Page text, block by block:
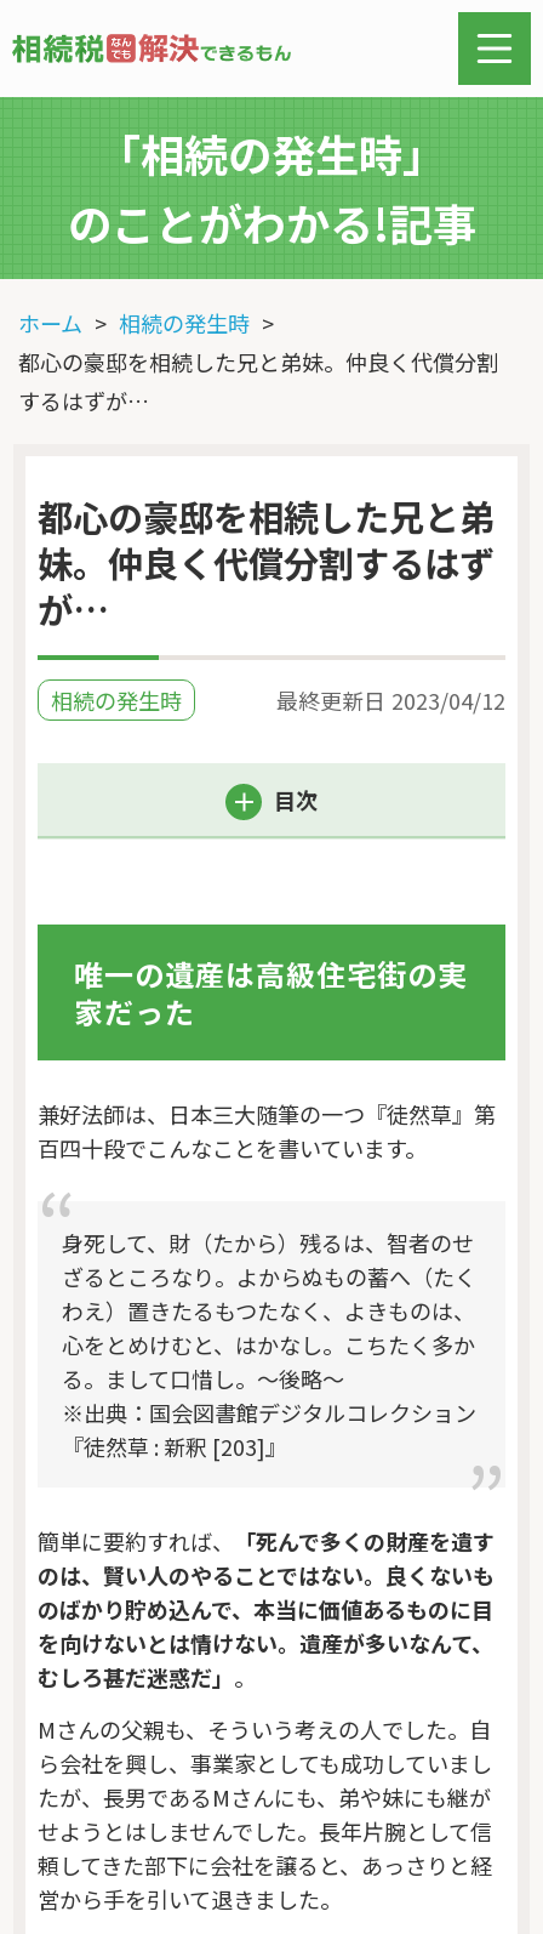
「相続の発生時」
のことがわかる!記事
ホーム
相続の発生時
都心の豪邸を相続した兄と弟妹。仲良く代償分割
するはずが…
都心の豪邸を相続した兄と弟
妹。仲良く代償分割するはず
が…
相続の発生時 最終更新日 2023/04/12
目次
唯一の遺産は高級住宅街の実
家だった
兼好法師は、日本三大随筆の一つ『徒然草』第
百四十段でこんなことを書いています。
身死して、財（たから）残るは、智者のせ
ざるところなり。よからぬもの蓄へ（たく
わえ）置きたるもつたなく、よきものは、
心をとめけむと、はかなし。こちたく多か
る。まして口惜し。～後略～
※出典：国会図書館デジタルコレクション
『徒然草 : 新釈 [203]』
簡単に要約すれば、
「死んで多くの財産を遺す
のは、賢い人のやることではない。良くないも
のばかり貯め込んで、本当に価値あるものに目
を向けないとは情けない。遺産が多いなんて、
むしろ甚だ迷惑だ」 。
Mさんの父親も、そういう考えの人でした。自
ら会社を興し、事業家としても成功していまし
たが、長男であるMさんにも、弟や妹にも継が
せようとはしませんでした。長年片腕として信
頼してきた部下に会社を譲ると、あっさりと経
営から手を引いて退きました。